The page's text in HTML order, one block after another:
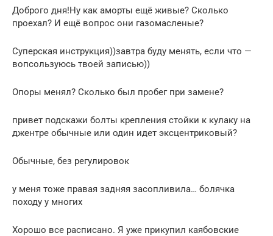
Доброго дня!Ну как аморты ещё живые? Сколько
проехал? И ещё вопрос они газомасленые?
Суперская инструкция))завтра буду менять, если что —
вопсользуюсь твоей записью))
Опоры менял? Сколько был пробег при замене?
привет подскажи болты крепления стойки к кулаку на
джентре обычные или один идет эксцентриковый?
Обычные, без регулировок
у меня тоже правая задняя засопливила… болячка
походу у многих
Хорошо все расписано. Я уже прикупил каябовские